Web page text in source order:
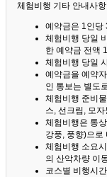
체험비행 기타 안내사
예약금은 1인당
체험비행 당일
한 예약금 전액
체험비행 당일
예약금을 예약
인 통보는 별도
체험비행 준비
스, 선크림, 모
체험비행은 통
강풍, 풍향)으로
체험비행 소요
의 산악차량 이
코스별 비행시